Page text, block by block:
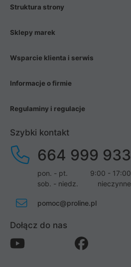
Struktura strony
Sklepy marek
Wsparcie klienta i serwis
Informacje o firmie
Regulaminy i regulacje
Szybki kontakt
664 999 933
pon. - pt.
9:00 - 17:00
sob. - niedz.
nieczynne
pomoc@proline.pl
Dołącz do nas